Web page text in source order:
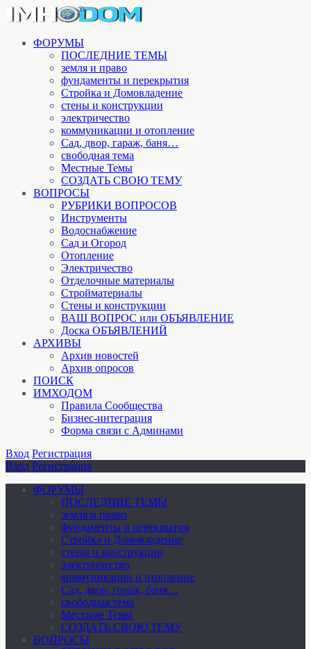
ФОРУМЫ
ПОСЛЕДНИЕ ТЕМЫ
земля и право
фундаменты и перекрытия
Стройка и Домовладение
стены и конструкции
электричество
коммуникации и отопление
Cад, двор, гараж, баня…
свободная тема
Местные Темы
СОЗДАТЬ СВОЮ ТЕМУ
ВОПРОСЫ
РУБРИКИ ВОПРОСОВ
Инструменты
Водоснабжение
Сад и Огород
Отопление
Электричество
Отделочные материалы
Стройматериалы
Стены и конструкции
ВАШ ВОПРОС или ОБЪЯВЛЕНИЕ
Доска ОБЪЯВЛЕНИЙ
АРХИВЫ
Архив новостей
Архив опросов
ПОИСК
ИМХОДОМ
Правила Сообщества
Бизнес-интеграция
Форма связи с Админами
Вход Регистрация
Вход Регистрация
ФОРУМЫ
ПОСЛЕДНИЕ ТЕМЫ
земля и право
фундаменты и перекрытия
Стройка и Домовладение
стены и конструкции
электричество
коммуникации и отопление
Cад, двор, гараж, баня…
свободная тема
Местные Темы
СОЗДАТЬ СВОЮ ТЕМУ
ВОПРОСЫ